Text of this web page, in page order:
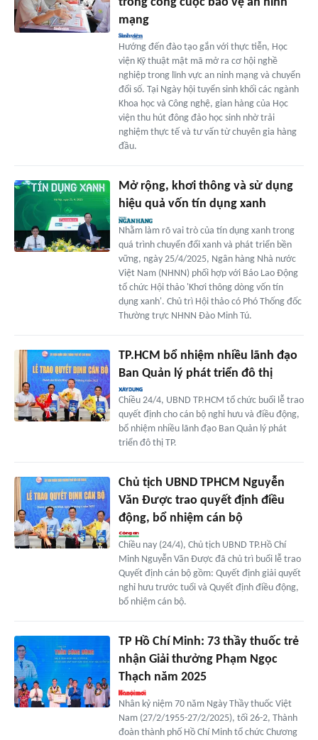
trong công cuộc bảo vệ an ninh
mạng
Hướng đến đào tạo gắn với thực tiễn, Học
viện Kỹ thuật mật mã mở ra cơ hội nghề
nghiệp trong lĩnh vực an ninh mạng và chuyển
đổi số. Tại Ngày hội tuyển sinh khối các ngành
Khoa học và Công nghệ, gian hàng của Học
viện thu hút đông đảo học sinh nhờ trải
nghiệm thực tế và tư vấn từ chuyên gia hàng
đầu.
Mở rộng, khơi thông và sử dụng
hiệu quả vốn tín dụng xanh
Nhằm làm rõ vai trò của tín dụng xanh trong
quá trình chuyển đổi xanh và phát triển bền
vững, ngày 25/4/2025, Ngân hàng Nhà nước
Việt Nam (NHNN) phối hợp với Báo Lao Động
tổ chức Hội thảo 'Khơi thông dòng vốn tín
dụng xanh'. Chủ trì Hội thảo có Phó Thống đốc
Thường trực NHNN Đào Minh Tú.
TP.HCM bổ nhiệm nhiều lãnh đạo
Ban Quản lý phát triển đô thị
Chiều 24/4, UBND TP.HCM tổ chức buổi lễ trao
quyết định cho cán bộ nghỉ hưu và điều động,
bổ nhiệm nhiều lãnh đạo Ban Quản lý phát
triển đô thị TP.
Chủ tịch UBND TPHCM Nguyễn
Văn Được trao quyết định điều
động, bổ nhiệm cán bộ
Chiều nay (24/4), Chủ tịch UBND TP.Hồ Chí
Minh Nguyễn Văn Được đã chủ trì buổi lễ trao
Quyết định cán bộ gồm: Quyết định giải quyết
nghỉ hưu trước tuổi và Quyết định điều động,
bổ nhiệm cán bộ.
TP Hồ Chí Minh: 73 thầy thuốc trẻ
nhận Giải thưởng Phạm Ngọc
Thạch năm 2025
Nhân kỷ niệm 70 năm Ngày Thầy thuốc Việt
Nam (27/2/1955-27/2/2025), tối 26-2, Thành
đoàn thành phố Hồ Chí Minh tổ chức Chương